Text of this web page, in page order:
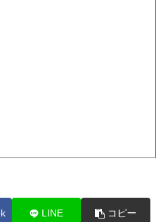
LINE コピー